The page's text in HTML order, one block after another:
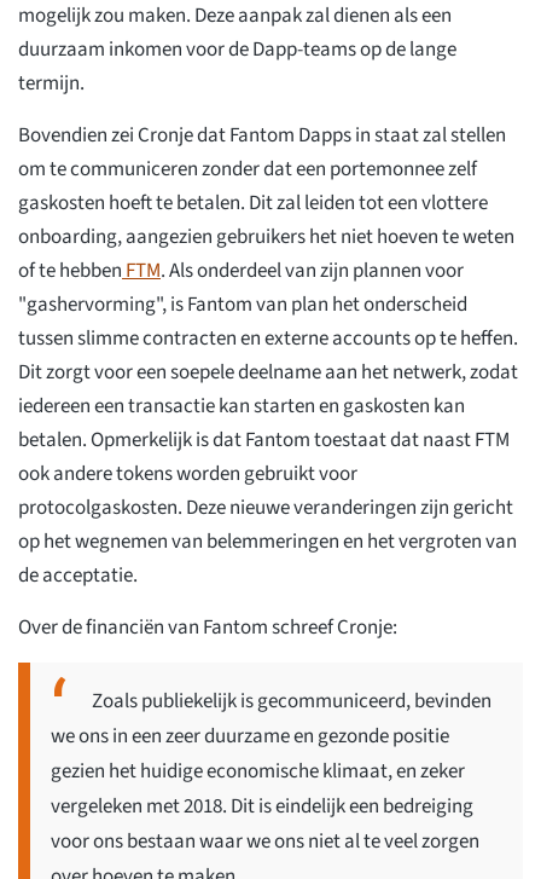
mogelijk zou maken. Deze aanpak zal dienen als een
duurzaam inkomen voor de Dapp-teams op de lange
termijn.
Bovendien zei Cronje dat Fantom Dapps in staat zal stellen
om te communiceren zonder dat een portemonnee zelf
gaskosten hoeft te betalen. Dit zal leiden tot een vlottere
onboarding, aangezien gebruikers het niet hoeven te weten
of te hebbenFTM. Als onderdeel van zijn plannen voor
"gashervorming", is Fantom van plan het onderscheid
tussen slimme contracten en externe accounts op te heffen.
Dit zorgt voor een soepele deelname aan het netwerk, zodat
iedereen een transactie kan starten en gaskosten kan
betalen. Opmerkelijk is dat Fantom toestaat dat naast FTM
ook andere tokens worden gebruikt voor
protocolgaskosten. Deze nieuwe veranderingen zijn gericht
op het wegnemen van belemmeringen en het vergroten van
de acceptatie.
Over de financiën van Fantom schreef Cronje:
Zoals publiekelijk is gecommuniceerd, bevinden
we ons in een zeer duurzame en gezonde positie
gezien het huidige economische klimaat, en zeker
vergeleken met 2018. Dit is eindelijk een bedreiging
voor ons bestaan waar we ons niet al te veel zorgen